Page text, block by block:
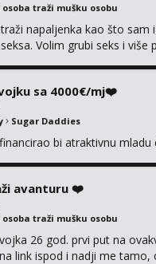
osoba traži mušku osobu
napaljenka kao što sam
Volim grubi seks i
sa 4000€/mj❤️
Sugar Daddies
bi atraktivnu
avanturu ❤️
osoba traži mušku osobu
26 god. prvi put na
link ispod i nadji me tamo,